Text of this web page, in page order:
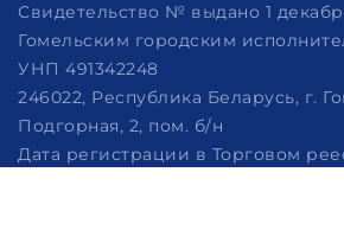
Свидетельство № выдано 1
Гомельским городским
УНП 491342248
246022, Республика Беларусь, г.
Подгорная, 2, пом. б/н
Дата регистрации в Торговом